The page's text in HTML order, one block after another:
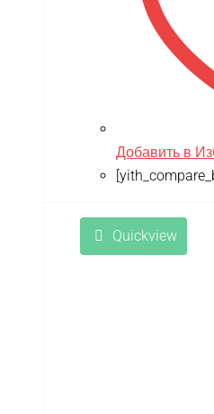
Добавить в
Quickview